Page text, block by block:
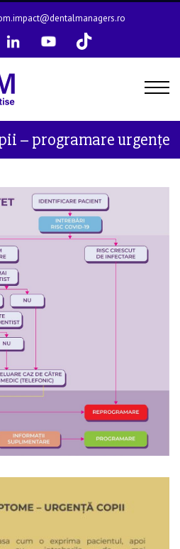
– programare urgențe